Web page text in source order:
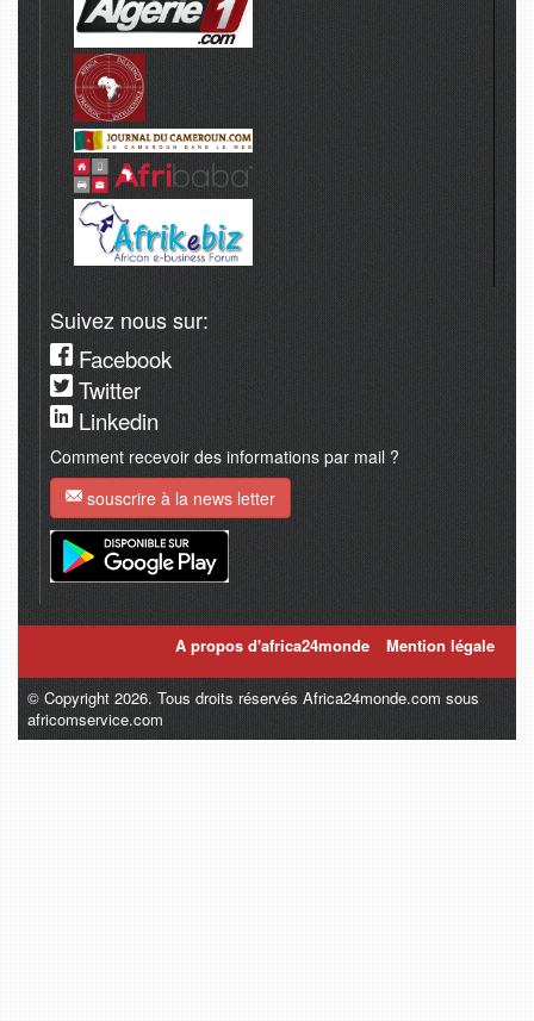
Suivez nous sur:
Facebook
Twitter
Linkedin
Comment recevoir des informations par mail ?
souscrire à la news letter
A propos d'africa24monde Mention légale
© Copyright 2026. Tous droits réservés Africa24monde.com sous
africomservice.com